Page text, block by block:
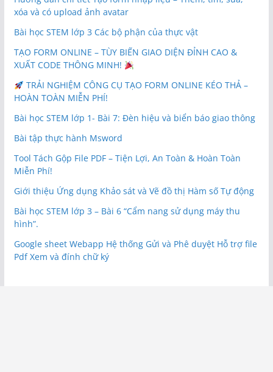
xóa và có upload ảnh avatar
Bài học STEM lớp 3 Các bộ phận của thực vật
TẠO FORM ONLINE – TÙY BIẾN GIAO DIỆN ĐỈNH CAO &
XUẤT CODE THÔNG MINH!
TRẢI NGHIỆM CÔNG CỤ TẠO FORM ONLINE KÉO THẢ –
HOÀN TOÀN MIỄN PHÍ!
Bài học STEM lớp 1- Bài 7: Đèn hiệu và biển báo giao thông
Bài tập thực hành Msword
Tool Tách Gộp File PDF – Tiện Lợi, An Toàn & Hoàn Toàn
Miễn Phí!
Giới thiệu Ứng dụng Khảo sát và Vẽ đồ thị Hàm số Tự động
Bài học STEM lớp 3 – Bài 6 “Cẩm nang sử dụng máy thu
hình”.
Google sheet Webapp Hệ thống Gửi và Phê duyệt Hỗ trợ file
Pdf Xem và đính chữ ký